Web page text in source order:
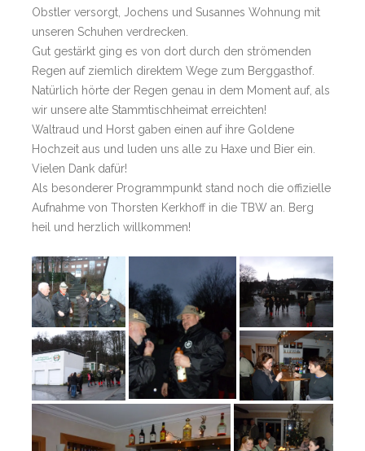
Obstler versorgt, Jochens und Susannes Wohnung mit
unseren Schuhen verdrecken.
Gut gestärkt ging es von dort durch den strömenden
Regen auf ziemlich direktem Wege zum Berggasthof.
Natürlich hörte der Regen genau in dem Moment auf, als
wir unsere alte Stammtischheimat erreichten!
Waltraud und Horst gaben einen auf ihre Goldene
Hochzeit aus und luden uns alle zu Haxe und Bier ein.
Vielen Dank dafür!
Als besonderer Programmpunkt stand noch die offizielle
Aufnahme von Thorsten Kerkhoff in die TBW an. Berg
heil und herzlich willkommen!